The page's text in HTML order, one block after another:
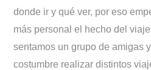
donde ir y qué ver, por eso
más personal el hecho del
sentamos un grupo de amigas
costumbre realizar distintos